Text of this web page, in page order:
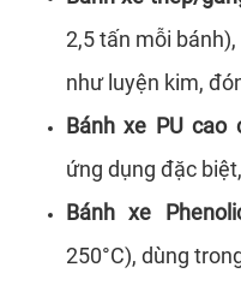
2,5 tấn mỗi
như luyện kim,
Bánh xe PU cao
ứng dụng đặc
Bánh xe
250°C), dùng